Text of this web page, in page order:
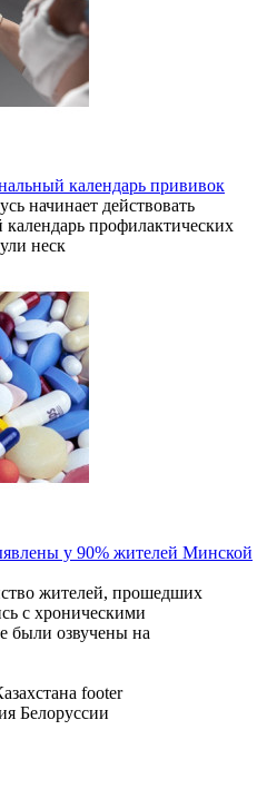
календарь прививок
начинает действовать
профилактических
неск
у 90% жителей Минской
жителей, прошедших
с хроническими
были озвучены на
Белоруссии